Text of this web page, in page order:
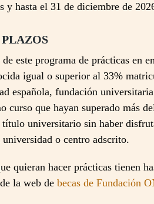
y hasta el 31 de diciembre de
este programa de prácticas en
igual o superior al 33%
española, fundación
curso que hayan superado más
universitario sin haber
o centro adscrito.
quieran hacer prácticas tienen
la web de becas de Fundación